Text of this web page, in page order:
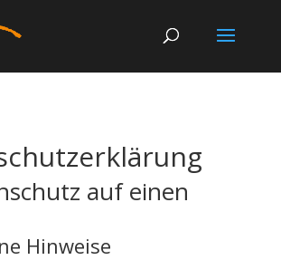
auf einen
Hinweise